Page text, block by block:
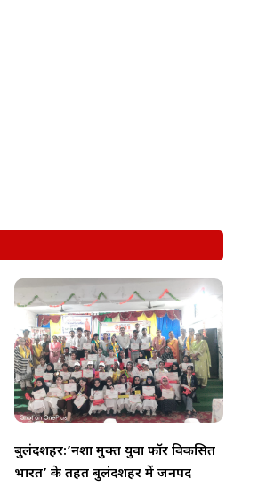
बुलंदशहर:’नशा मुक्त युवा फॉर विकसित
भारत’ के तहत बुलंदशहर में जनपद